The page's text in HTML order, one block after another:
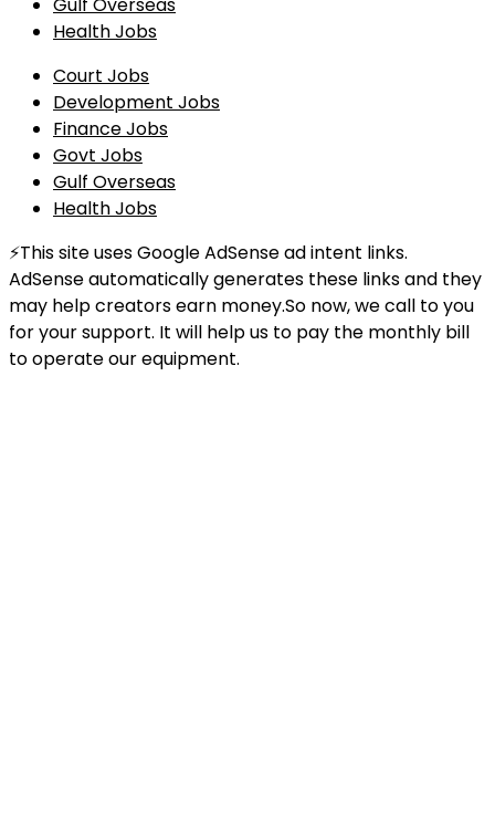
Gulf Overseas
Health Jobs
Court Jobs
Development Jobs
Finance Jobs
Govt Jobs
Gulf Overseas
Health Jobs
⚡This site uses Google AdSense ad intent links.
AdSense automatically generates these links and they
may help creators earn money.So now, we call to you
for your support. It will help us to pay the monthly bill
to operate our equipment.